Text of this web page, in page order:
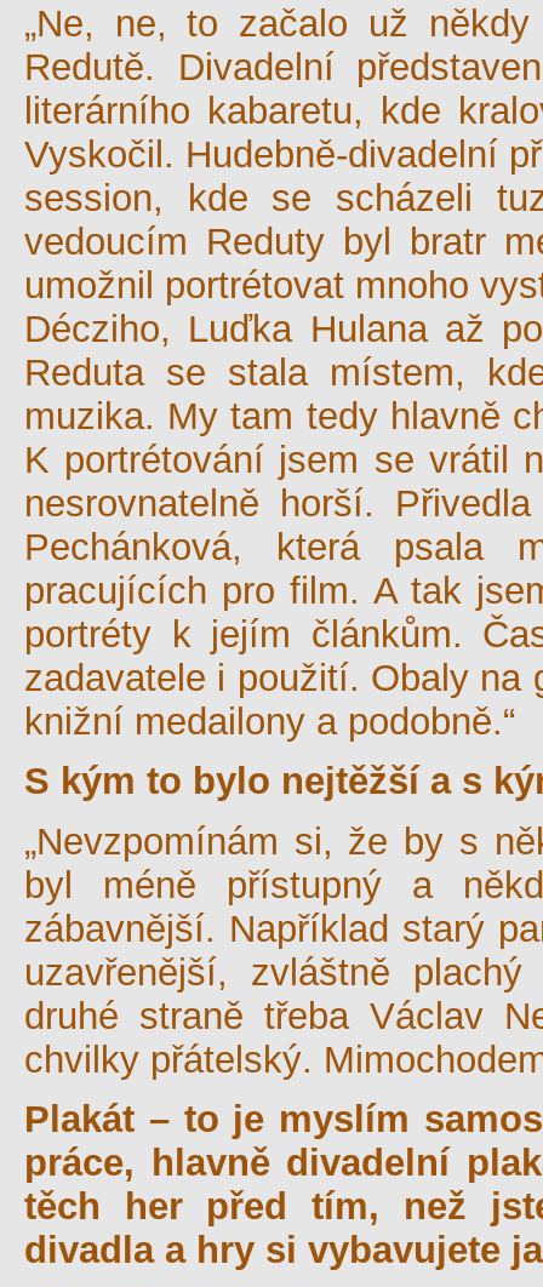
„Ne, ne, to začalo už
Redutě. Divadelní
literárního kabaretu, kde
Vyskočil. Hudebně-divadelní
session, kde se scházeli
vedoucím Reduty byl bratr
umožnil portrétovat mnoho
Décziho, Luďka Hulana až
Reduta se stala místem,
muzika. My tam tedy hlavně
K portrétování jsem se vrátil
nesrovnatelně horší.
Pechánková, která psala
pracujících pro film. A tak
portréty k jejím článkům.
zadavatele i použití. Obaly na
knižní medailony a podobně.“
S kým to bylo nejtěžší a s
„Nevzpomínám si, že by s
byl méně přístupný a
zábavnější. Například starý
uzavřenější, zvláštně
druhé straně třeba Václav
chvilky přátelský.
Plakát – to je myslím
práce, hlavně divadelní
těch her před tím, než
divadla a hry si vybavujete